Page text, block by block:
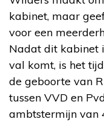
kabinet, maar
voor een
Nadat dit kabinet
val komt, is het
de geboorte van
tussen VVD en
ambtstermijn van